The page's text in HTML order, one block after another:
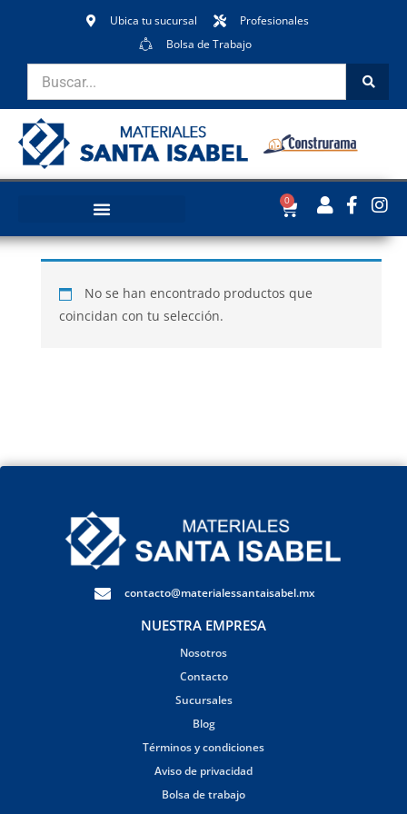
Ubica tu sucursal
Profesionales
Bolsa de Trabajo
0
No se han encontrado productos que
coincidan con tu selección.
contacto@materialessantaisabel.mx
NUESTRA EMPRESA
Nosotros
Contacto
Sucursales
Blog
Términos y condiciones
Aviso de privacidad
Bolsa de trabajo